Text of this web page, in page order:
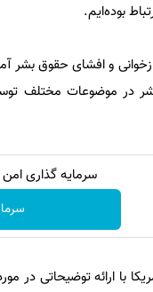
بوده‌ایم.
و افشای حقوق بشر
در موضوعات مختلف
سرمایه گذاری امن
با ارائه توضیحاتی در